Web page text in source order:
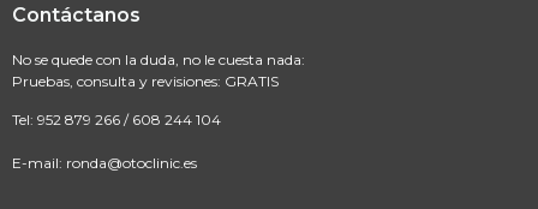
Contáctanos
No se quede con la duda, no le cuesta nada:
Pruebas, consulta y revisiones: GRATIS
Tel: 952 879 266 / 608 244 104
E-mail: ronda@otoclinic.es